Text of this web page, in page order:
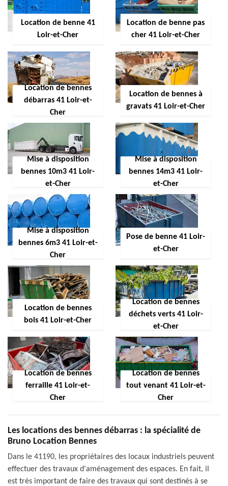
Location de benne 41
Loir-et-Cher
Location de benne pas
cher 41 Loir-et-Cher
Location de bennes
débarras 41 Loir-et-
Cher
Location de bennes à
gravats 41 Loir-et-Cher
Mise à disposition
bennes 10m3 41 Loir-
et-Cher
Mise à disposition
bennes 14m3 41 Loir-
et-Cher
Mise à disposition
bennes 6m3 41 Loir-et-
Cher
Pose de benne 41 Loir-
et-Cher
Location de bennes
bois 41 Loir-et-Cher
Location de bennes
déchets verts 41 Loir-
et-Cher
Location de bennes
ferraille 41 Loir-et-
Cher
Location de bennes
tout venant 41 Loir-et-
Cher
Les locations des bennes débarras : la spécialité de
Bruno Location Bennes
Dans le 41190, les propriétaires des locaux industriels peuvent
effectuer des travaux d'aménagement des espaces. En fait, il
est très important de faire des travaux qui sont destinés à se